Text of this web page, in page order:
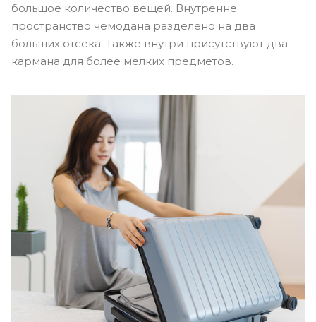
большое количество вещей. Внутренне
пространство чемодана разделено на два
больших отсека. Также внутри присутствуют два
кармана для более мелких предметов.